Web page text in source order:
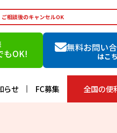
相談後のキャンセルOK
もOK!
無料お問い
はこ
らせ FC募集 全国の便